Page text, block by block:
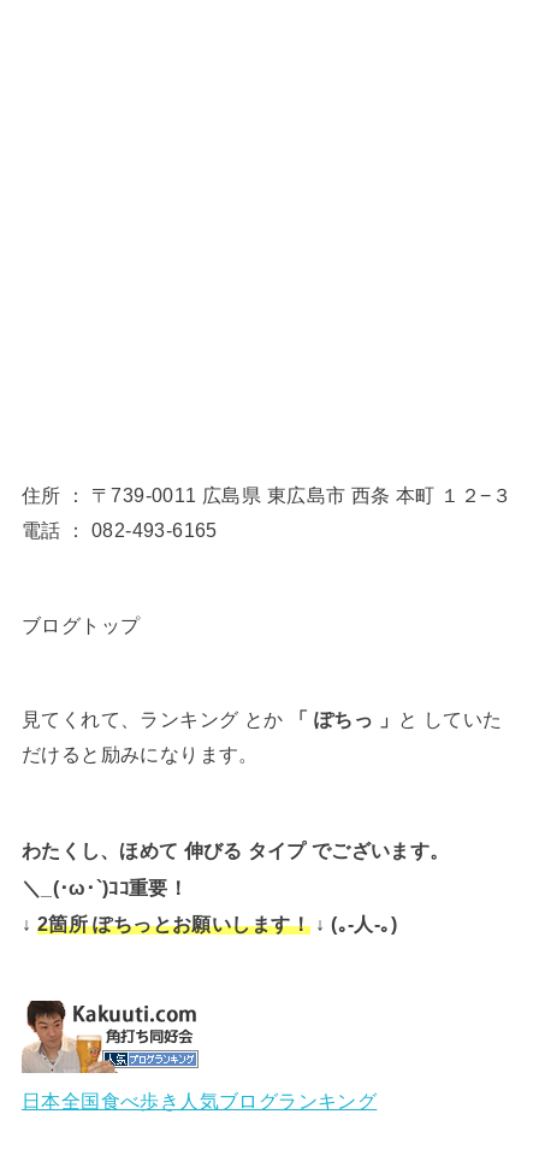
住所 ： 〒739-0011 広島県 東広島市 西条 本町 １２−３
電話 ： 082-493-6165
ブログトップ
見てくれて、ランキング とか 「 ぽちっ 」
と していた
だけると励みになります。
わたくし、ほめて 伸びる タイプ でございます。
＼_(･ω･`)ｺｺ重要！
↓ 2箇所 ぽちっとお願いします！↓ (｡-人-｡)
日本全国食べ歩き人気ブログランキング